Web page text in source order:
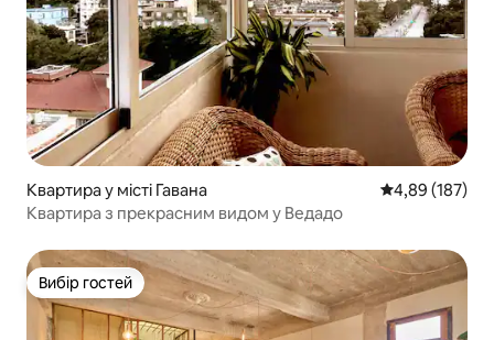
Квартира у місті Гавана Середня
4,89 (187)
Квартира з прекрасним видом у Ведадо
Вибір гостей
Вибір гостей